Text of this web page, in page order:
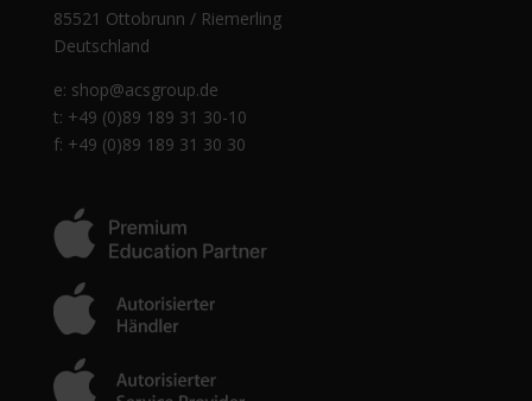
85521 Ottobrunn / Riemerling
Deutschland
e: shop@acsgroup.de
t: +49 (0)89 189 31 30-10
f: +49 (0)89 189 31 30 30